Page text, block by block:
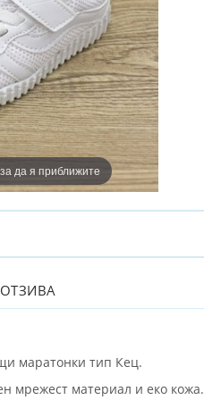
да я приближите
маратонки тип Кец.
мрежест материал и еко кожа.
ОТЗИВА